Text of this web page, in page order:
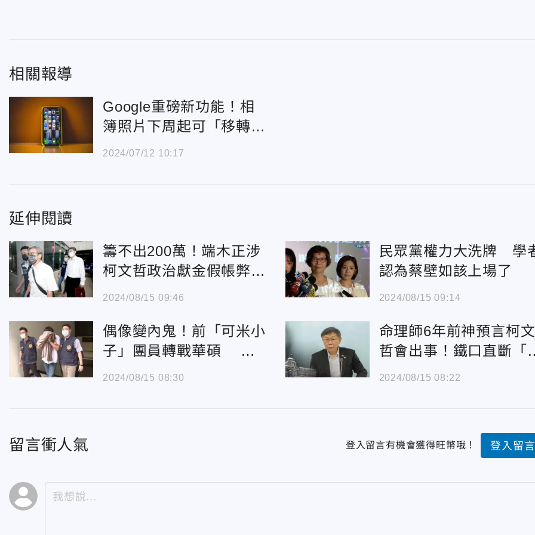
相關報導
Google重磅新功能！相
簿照片下周起可「移轉至
iCloud」
2024/07/12 10:17
延伸閱讀
籌不出200萬！端木正涉
柯文哲政治獻金假帳弊
案 「覓保無著」改100
2024/08/15 09:46
民眾黨權力大洗牌 學
認為蔡壁如該上場了
2024/08/15 09:14
偶像變內鬼！前「可米小
子」團員轉戰華碩 涉
收千萬回扣遭判刑須入獄
2024/08/15 08:30
命理師6年前神預言柯文
哲會出事！鐵口直斷「
到空亡」 網驚：準得
2024/08/15 08:22
留言衝人氣 登入留言有機會獲得旺幣哦！ 登入留言